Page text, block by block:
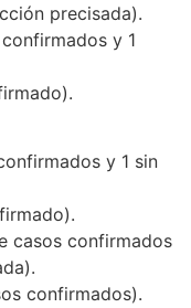
precisada).
y 1
y 1 sin
casos confirmados
confirmados).